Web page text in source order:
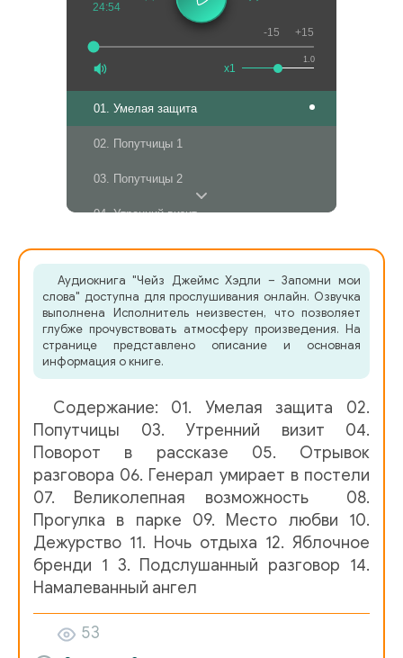
24:54
1.0
x1
-15 +15
01. Умелая защита
02. Попутчицы 1
03. Попутчицы 2
04. Утренний визит
05. Поворот в рассказе.
06. Отрывок разговора
07. Генерал умирает в постели
08. Великолепная возможность
10. Место любви 1
11. Место любви 2
12. Место любви 3
13. Место любви 4
14. Место любви 5
16. Дежурство
Аудиокнига "Чейз Джеймс Хэдли – Запомни мои
слова" доступна для прослушивания онлайн. Озвучка
выполнена Исполнитель неизвестен, что позволяет
глубже прочувствовать атмосферу произведения. На
странице представлено описание и основная
информация о книге.
Содержание: 01. Умелая защита 02.
Попутчицы 03. Утренний визит 04.
Поворот в рассказе 05. Отрывок
разговора 06. Генерал умирает в постели
07. Великолепная возможность 08.
Прогулка в парке 09. Место любви 10.
Дежурство 11. Ночь отдыха 12. Яблочное
бренди 1 3. Подслушанный разговор 14.
Намалеванный ангел
53